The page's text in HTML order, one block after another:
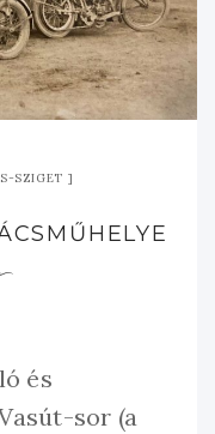
SZIGET
és
sor (a